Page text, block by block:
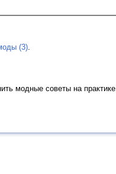
(3)
модные советы на практике.